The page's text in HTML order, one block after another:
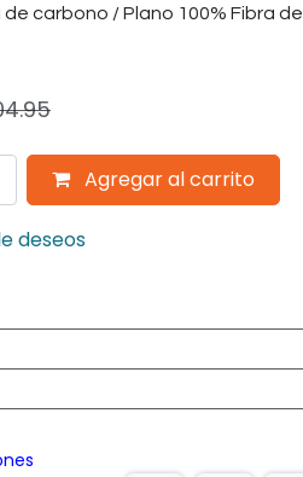
de carbono / Plano 100% Fibra
Agregar al carrito
deseos